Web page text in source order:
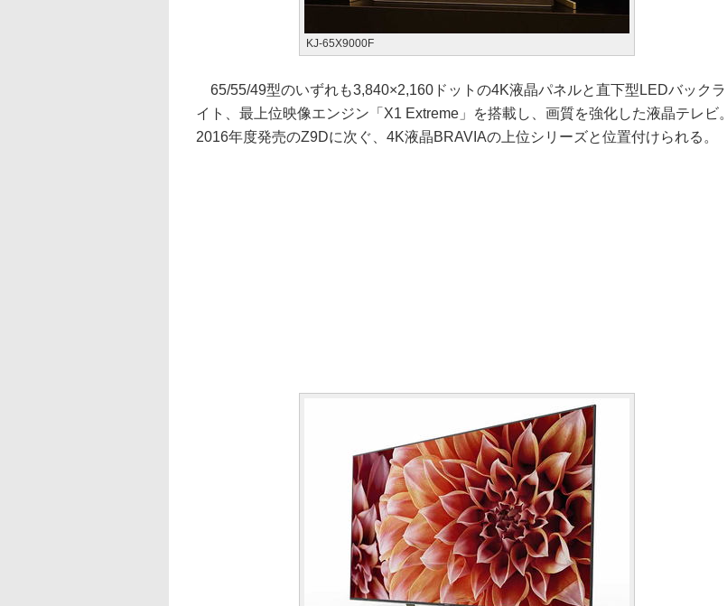
KJ-65X9000F
65/55/49型のいずれも3,840×2,160ドットの4K液晶パネルと直下型LEDバックラ
イト、最上位映像エンジン「X1 Extreme」を搭載し、画質を強化した液晶テレビ。
2016年度発売のZ9Dに次ぐ、4K液晶BRAVIAの上位シリーズと位置付けられる。